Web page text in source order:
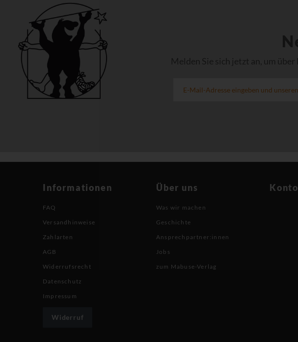
Melden Sie sich jetzt an, um
Informationen
FAQ
Versandhinweise
Zahlarten
AGB
Widerrufsrecht
Datenschutz
Impressum
Widerruf
Über uns
Was wir machen
Geschichte
Ansprechpartner:innen
Jobs
zum Mabuse-Verlag
Konto